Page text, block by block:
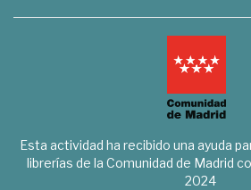
Esta actividad ha recibido una ayuda
librerías de la Comunidad de Madrid
2024